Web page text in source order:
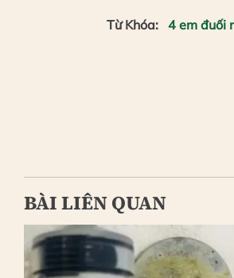
Từ Khóa: 4 em đuối
BÀI LIÊN QUAN